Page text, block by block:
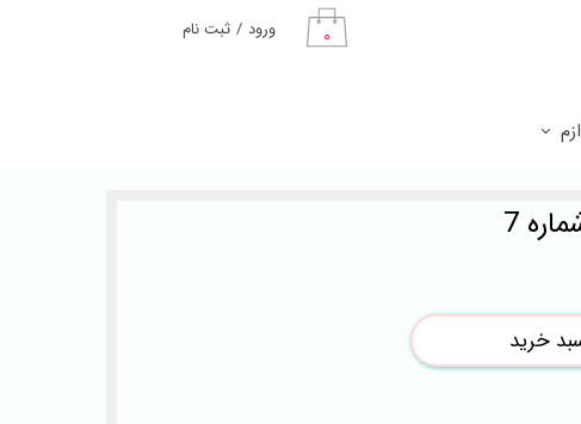
۰ ورود / ثبت نام
7
خرید